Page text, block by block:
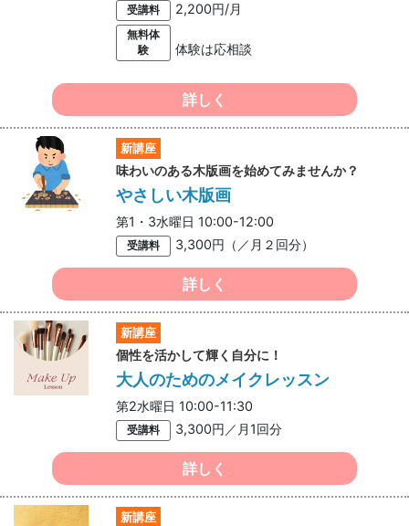
受講料 2,200円/月
無料体
験
体験は応相談
詳しく
新講座
味わいのある木版画を始めてみませんか？
やさしい木版画
第1・3水曜日 10:00-12:00
受講料 3,300円（／月２回分）
詳しく
新講座
個性を活かして輝く自分に！
大人のためのメイクレッスン
第2水曜日 10:00-11:30
受講料 3,300円／月1回分
詳しく
新講座